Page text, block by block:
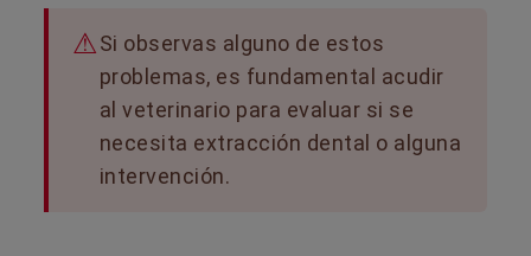
Si observas alguno de estos
problemas, es fundamental acudir
al veterinario para evaluar si se
necesita extracción dental o alguna
intervención.